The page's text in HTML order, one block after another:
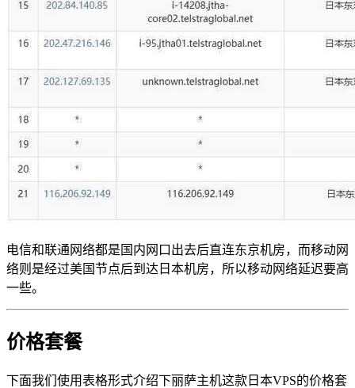
电信和联通网络都是国内网口出去后直连东京机房，而移动网
络则是经过美国节点后到达日本机房，所以移动网络延迟要高
一些。
价格套餐
下面我们使用表格形式介绍下丽萨主机这款日本VPS的价格套